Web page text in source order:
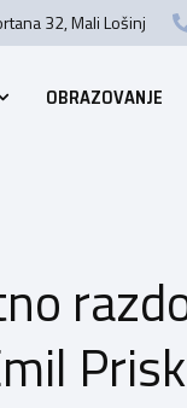
32, Mali Lošinj
OBRAZOVANJE